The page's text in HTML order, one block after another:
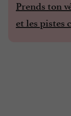
Prends ton
et les pistes